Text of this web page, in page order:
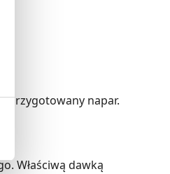
przygotowany napar.
Właściwą dawką